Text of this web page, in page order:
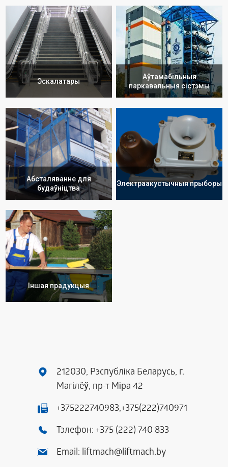
Эскалатары
Аўтамабільныя
паркавальныя сістэмы
Абсталяванне для
будаўніцтва
Электраакустычныя прыборы
Іншая прадукцыя
212030, Рэспубліка Беларусь, г.
Магілёў, пр-т Міра 42
+375222740983,+375(222)740971
Тэлефон: +375 (222) 740 833
Email: liftmach@liftmach.by